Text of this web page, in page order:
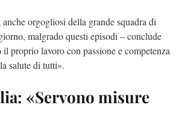
orgogliosi della grande squadra di
malgrado questi episodi – conclude
proprio lavoro con passione e competenza
salute di tutti».
«Servono misure